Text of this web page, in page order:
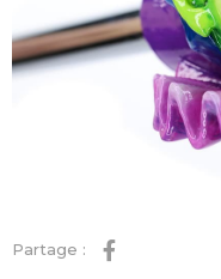
Partage :